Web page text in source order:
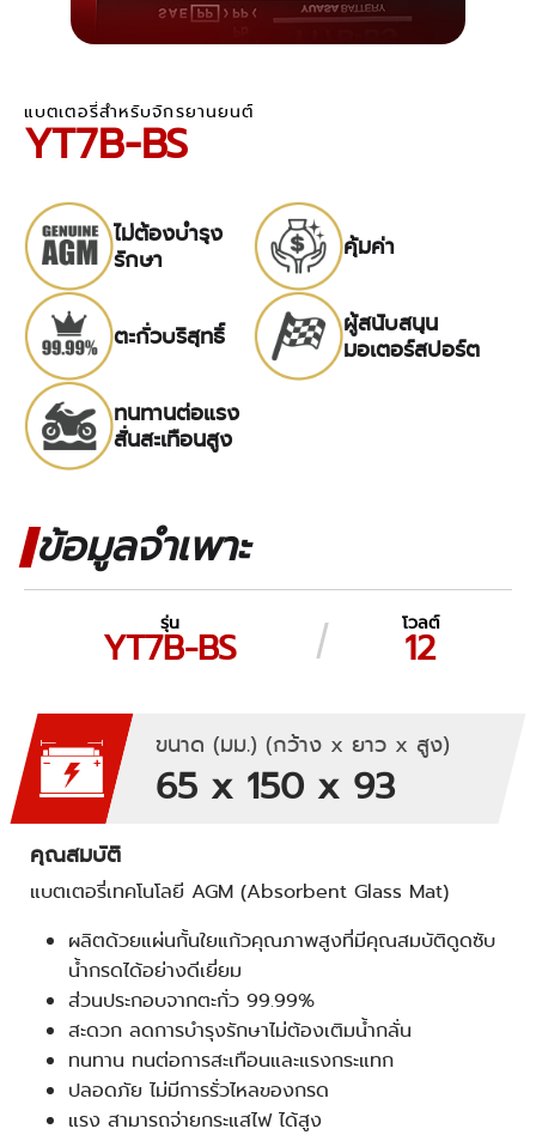
แบตเตอรี่สำหรับจักรยานยนต์
YT7B-BS
ไม่ต้องบำรุง
รักษา
คุ้มค่า
ตะกั่วบริสุทธิ์
ผู้สนับสนุน
มอเตอร์สปอร์ต
ทนทานต่อแรง
สั่นสะเทือนสูง
ข้อมูลจำเพาะ
รุ่น
YT7B-BS
โวลต์
12
ขนาด (มม.) (กว้าง x ยาว x สูง)
65 x 150 x 93
คุณสมบัติ
แบตเตอรี่เทคโนโลยี AGM (Absorbent Glass Mat)
ผลิตด้วยแผ่นกั้นใยแก้วคุณภาพสูงที่มีคุณสมบัติดูดซับ
น้ำกรดได้อย่างดีเยี่ยม
ส่วนประกอบจากตะกั่ว 99.99%
สะดวก ลดการบำรุงรักษาไม่ต้องเติมน้ำกลั่น
ทนทาน ทนต่อการสะเทือนและแรงกระแทก
ปลอดภัย ไม่มีการรั่วไหลของกรด
แรง สามารถจ่ายกระแสไฟ ได้สูง